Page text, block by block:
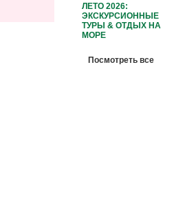
ЛЕТО 2026:
ЭКСКУРСИОННЫЕ
ТУРЫ & ОТДЫХ НА
МОРЕ
Посмотреть все